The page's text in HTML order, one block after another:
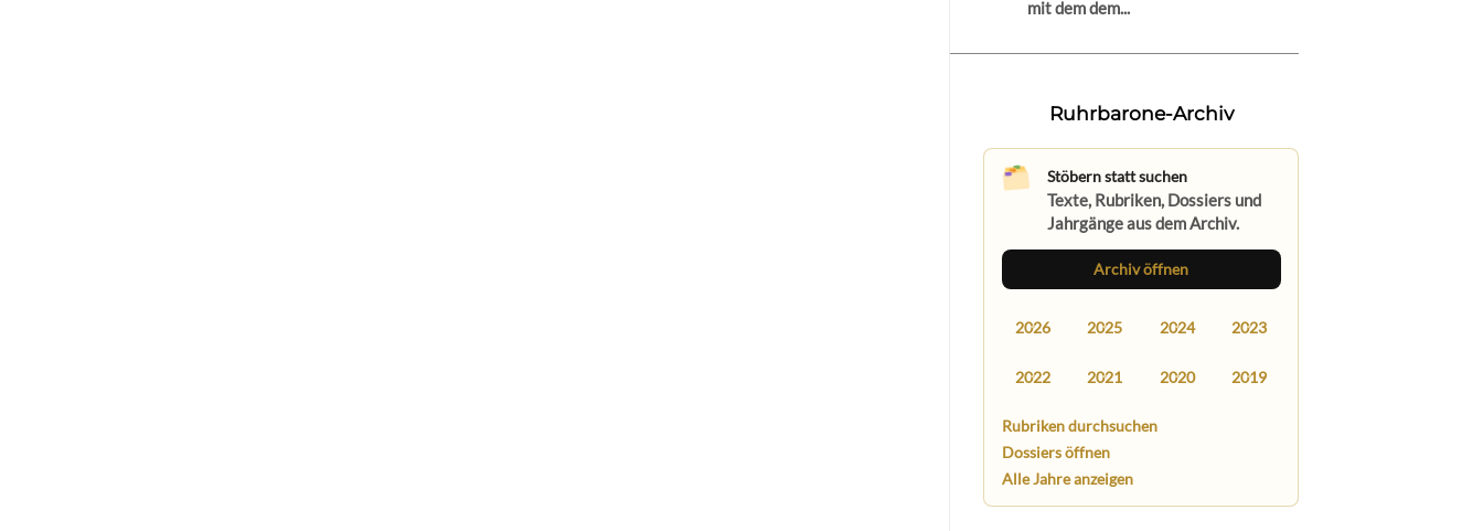
mit dem dem...
Ruhrbarone-Archiv
Stöbern statt suchen
Texte, Rubriken, Dossiers und
Jahrgänge aus dem Archiv.
Archiv öffnen
2026 2025 2024 2023
2022 2021 2020 2019
Rubriken durchsuchen
Dossiers öffnen
Alle Jahre anzeigen